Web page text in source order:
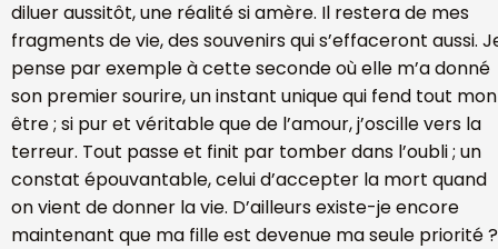
diluer aussitôt, une réalité si amère. Il restera de mes
fragments de vie, des souvenirs qui s’effaceront aussi.
pense par exemple à cette seconde où elle m’a donné
son premier sourire, un instant unique qui fend tout mon
être ; si pur et véritable que de l’amour, j’oscille vers la
terreur. Tout passe et finit par tomber dans l’oubli ; un
constat épouvantable, celui d’accepter la mort quand
on vient de donner la vie. D’ailleurs existe-je encore
maintenant que ma fille est devenue ma seule priorité ?